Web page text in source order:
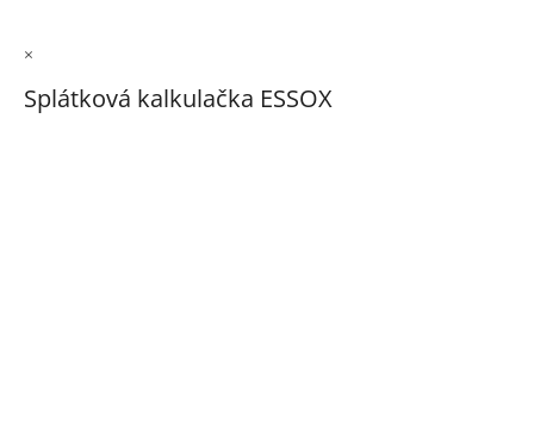
×
Splátková kalkulačka ESSOX